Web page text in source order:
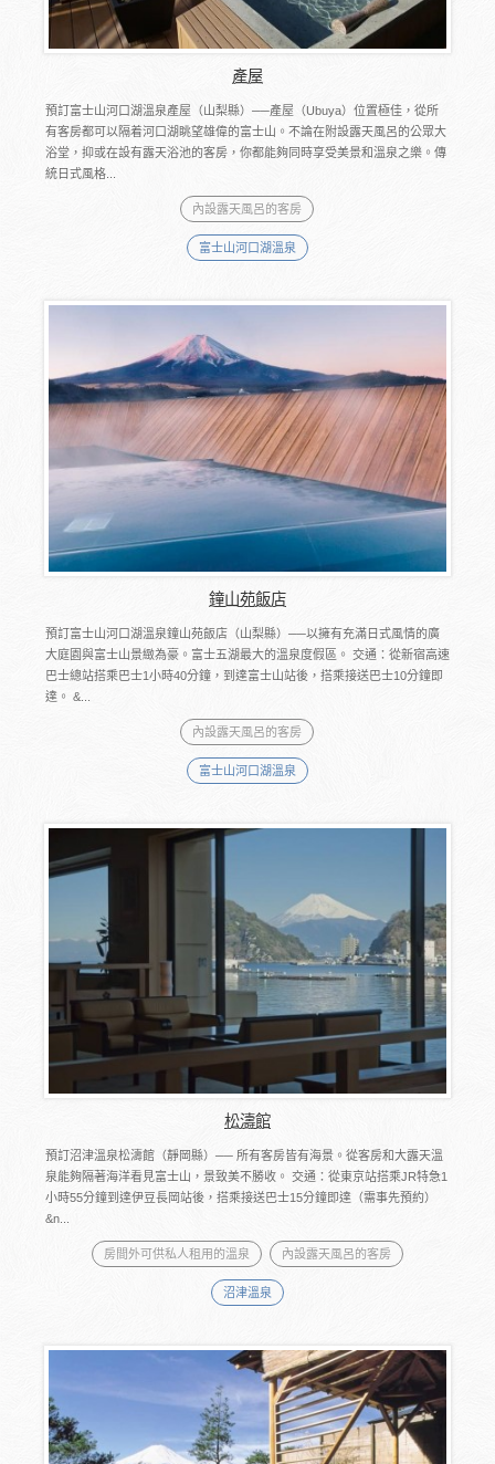
產屋
預訂富士山河口湖溫泉產屋（山梨縣）──產屋（Ubuya）位置極佳，從所
有客房都可以隔着河口湖眺望雄偉的富士山。不論在附設露天風呂的公眾大
浴堂，抑或在設有露天浴池的客房，你都能夠同時享受美景和溫泉之樂。傳
統日式風格...
內設露天風呂的客房
富士山河口湖溫泉
鐘山苑飯店
預訂富士山河口湖溫泉鐘山苑飯店（山梨縣）──以擁有充滿日式風情的廣
大庭園與富士山景緻為豪。富士五湖最大的溫泉度假區。 交通：從新宿高速
巴士總站搭乘巴士1小時40分鐘，到達富士山站後，搭乘接送巴士10分鐘即
達。 &...
內設露天風呂的客房
富士山河口湖溫泉
松濤館
預訂沼津溫泉松濤館（靜岡縣）── 所有客房皆有海景。從客房和大露天溫
泉能夠隔著海洋看見富士山，景致美不勝收。 交通：從東京站搭乘JR特急1
小時55分鐘到達伊豆長岡站後，搭乘接送巴士15分鐘即達（需事先預約）
&n...
房間外可供私人租用的溫泉 內設露天風呂的客房
沼津溫泉